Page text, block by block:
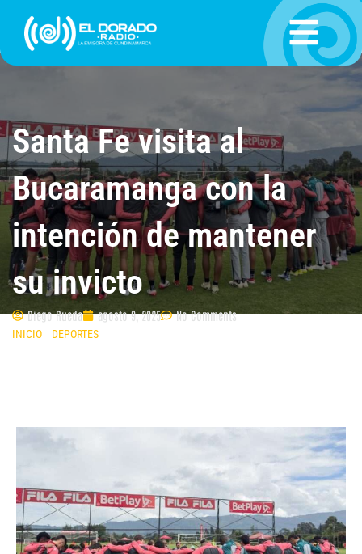
contenido
Santa Fe visita al
Bucaramanga con la
intención de mantener
su invicto
Diego Rueda agosto 9, 2025 No Comments
INICIO DEPORTES